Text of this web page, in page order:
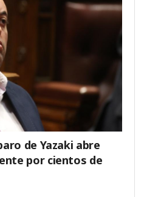
de Yazaki abre
por cientos de